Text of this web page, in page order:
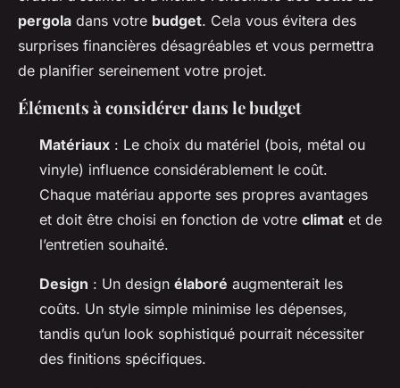
pergola dans votre budget. Cela vous évitera des
surprises financières désagréables et vous permettra
de planifier sereinement votre projet.
Éléments à considérer dans le budget
Matériaux : Le choix du matériel (bois, métal ou
vinyle) influence considérablement le coût.
Chaque matériau apporte ses propres avantages
et doit être choisi en fonction de votre climat et de
l’entretien souhaité.
Design : Un design élaboré augmenterait les
coûts. Un style simple minimise les dépenses,
tandis qu’un look sophistiqué pourrait nécessiter
des finitions spécifiques.